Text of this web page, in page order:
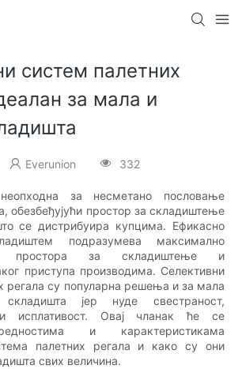
систем палетних
за мала и
Everunion 332
за несметано пословање
обезбеђујући простор за складиштење
се дистрибуира купцима. Ефикасно
подразумева максимално
простора за складиштење и
приступа производима. Селективни
регала су популарна решења и за мала
јер нуде свестраност,
и исплативост. Овај чланак ће се
и карактеристикама
палетних регала и како су они
свих величина.